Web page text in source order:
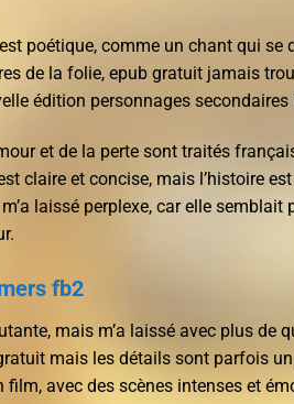
poétique, comme un chant qui
de la folie, epub gratuit jamais
édition personnages
et de la perte sont traités
claire et concise, mais l’histoire
laissé perplexe, car elle
fb2
mais m’a laissé avec plus de
mais les détails sont parfois
film, avec des scènes intenses et